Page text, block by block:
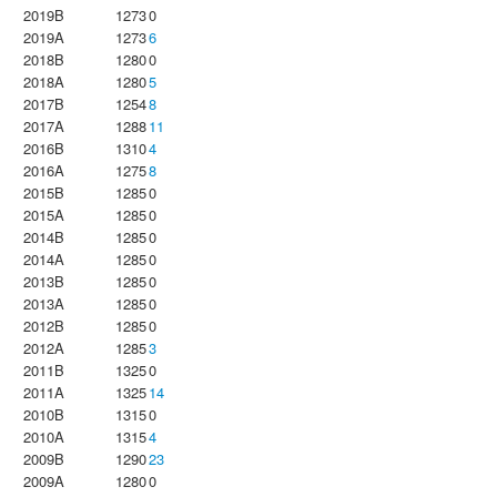
2019B
12730
2019A
12736
2018B
12800
2018A
12805
2017B
12548
2017A
128811
2016B
13104
2016A
12758
2015B
12850
2015A
12850
2014B
12850
2014A
12850
2013B
12850
2013A
12850
2012B
12850
2012A
12853
2011B
13250
2011A
132514
2010B
13150
2010A
13154
2009B
129023
2009A
12800